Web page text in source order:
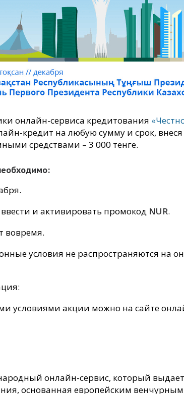
онлайн-сервиса кредитования
кредит на любую сумму и срок,
средствами – 3 000 тенге.
и активировать промокод NUR.
вовремя.
условия не распространяются на
условиями акции можно на сайте
онлайн-сервис, который
основанная европейским